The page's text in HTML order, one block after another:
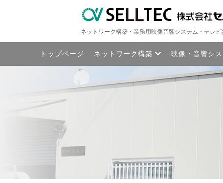
ネットワーク構築・業務用映像音響システム・テレ
トップページ ネットワーク構築 映像・音響シ